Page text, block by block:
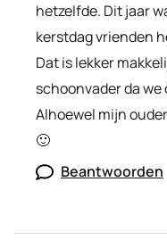
hetzelfde. Dit jaar
kerstdag vrienden
Dat is lekker
schoonvader da we
Alhoewel mijn
🙂
Beantwoorden